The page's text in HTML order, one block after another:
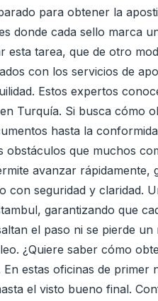
para obtener la
donde cada sello marca
tarea, que de otro
con los servicios de
Estos expertos
Turquía. Si busca cómo
hasta la
obstáculos que muchos
avanzar rápidamente,
seguridad y claridad.
garantizando que
el paso ni se pierde
¿Quiere saber cómo
estas oficinas de primer
el visto bueno final.